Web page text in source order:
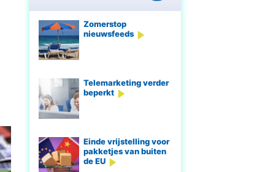
Zomerstop
nieuwsfeeds
Telemarketing verder
beperkt
Einde vrijstelling voor
pakketjes van buiten
de EU